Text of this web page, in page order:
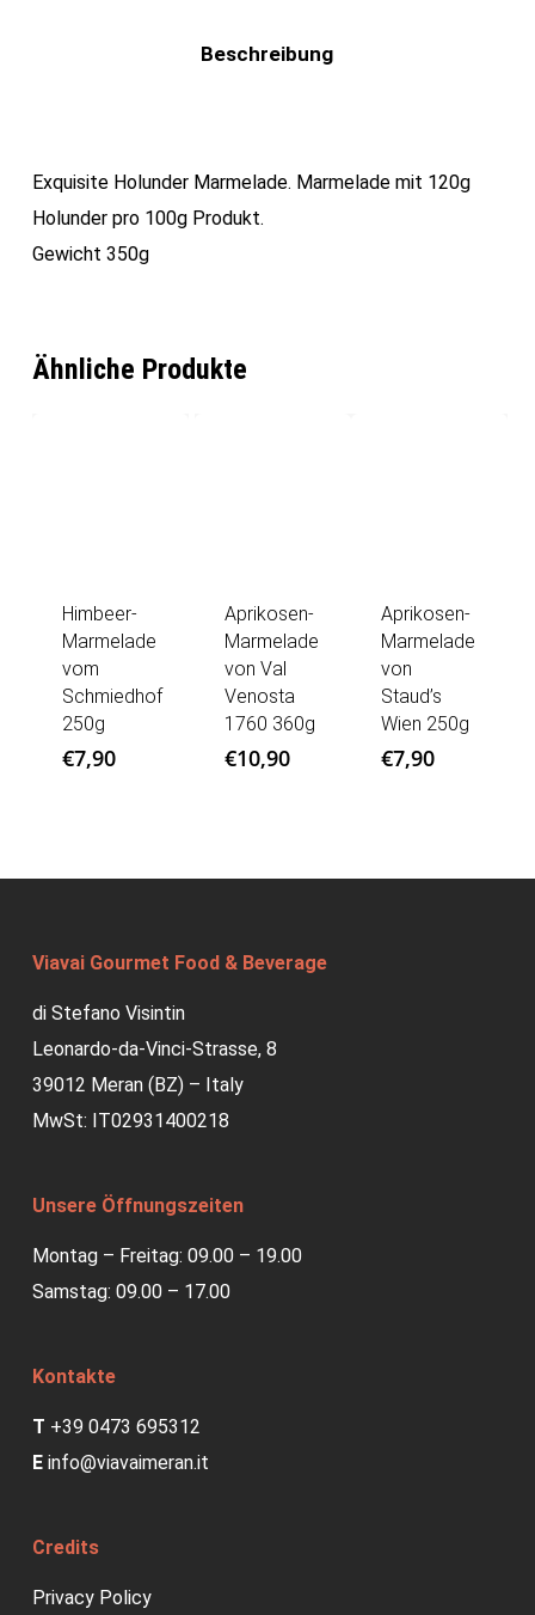
Beschreibung
Exquisite Holunder Marmelade. Marmelade mit 120g
Holunder pro 100g Produkt.
Gewicht 350g
Ähnliche Produkte
Himbeer-
Marmelade
vom
Schmiedhof
250g
€7,90
Aprikosen-
Marmelade
von Val
Venosta
1760 360g
€10,90
Aprikosen-
Marmelade
von
Staud’s
Wien 250g
€7,90
Viavai Gourmet Food & Beverage
di Stefano Visintin
Leonardo-da-Vinci-Strasse, 8
39012 Meran (BZ) – Italy
MwSt: IT02931400218
Unsere Öffnungszeiten
Montag – Freitag: 09.00 – 19.00
Samstag: 09.00 – 17.00
Kontakte
T +39 0473 695312
E info@viavaimeran.it
Credits
Privacy Policy